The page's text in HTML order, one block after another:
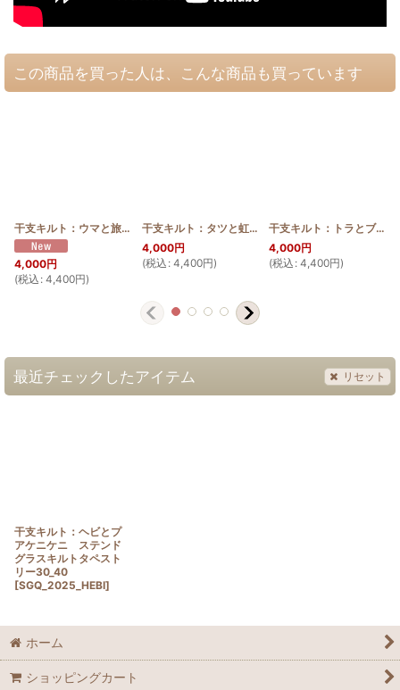
この商品を買った人は、こんな商品も買っています
干支キルト：ウマと旅人の木(種) ステンドグラスキルトタペストリー30_40
4,000円
(税込 : 4,400円)
干支キルト：タツと虹 ステンドグラスキルトタペストリー30_40
4,000円
(税込 : 4,400円)
干支キルト：トラとブーゲンビリア ステンドグラスキルトタペストリー30_40
4,000円
(税込 : 4,400円)
最近チェックしたアイテム リセット
干支キルト：ヘビとプ
アケニケニ ステンド
グラスキルトタペスト
リー30_40
[SGQ_2025_HEBI]
ホーム
ショッピングカート